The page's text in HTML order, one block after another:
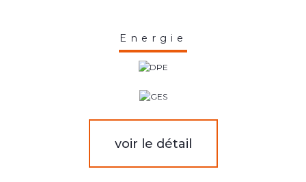
Energie
voir le détail